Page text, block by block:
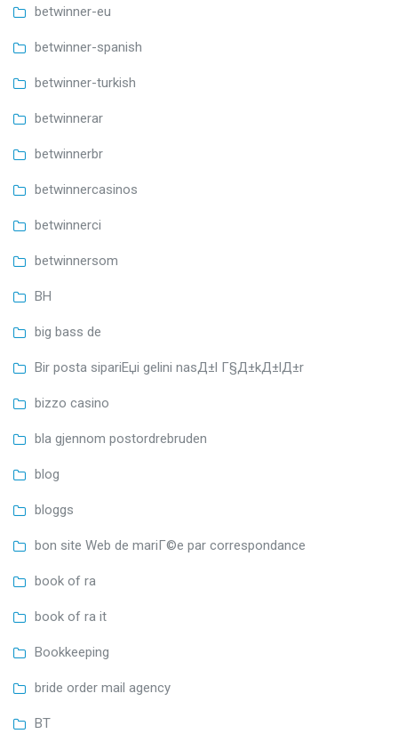
betwinner-eu
betwinner-spanish
betwinner-turkish
betwinnerar
betwinnerbr
betwinnercasinos
betwinnerci
betwinnersom
BH
big bass de
Bir posta sipariЕџi gelini nasД±l Г§Д±kД±lД±r
bizzo casino
bla gjennom postordrebruden
blog
bloggs
bon site Web de mariГ©e par correspondance
book of ra
book of ra it
Bookkeeping
bride order mail agency
BT